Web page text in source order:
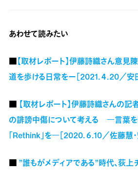
あわせて読みたい
■【取材レポート】伊藤詩織さん意
道を歩ける日常をー［2021.４.20／安
■ 【取材レポート】伊藤詩織さんの記
の誹謗中傷について考える ―言葉を
「Rethink」を―［2020.６.10／佐藤慧
■ ”誰もがメディアである”時代、荻上